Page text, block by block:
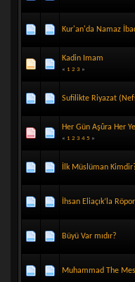
Kur'an'da Namaz
Kadin Imam
« 1 2 3»
Sufilikte Riyazat
Her Gün Aşûra Her
« 1 2 3 4 5 »
İlk Müslüman
İhsan Eliaçık’la
Büyü Var mıdır?
Muhammad The